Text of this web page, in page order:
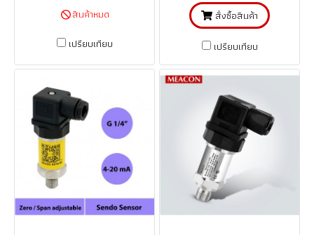
สินค้าหมด
เปรียบเทียบ
สั่งซื้อสินค้า
เปรียบเทียบ